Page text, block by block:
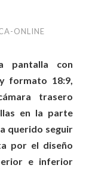
ONLINE
pantalla con
formato 18:9,
trasero
en la parte
querido seguir
por el diseño
e inferior